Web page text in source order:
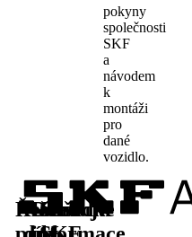
pokyny
společnosti
SKF
a
návodem
k
montáži
pro
dané
vozidlo.
Řešení
Náhradní
Další
Sledujte